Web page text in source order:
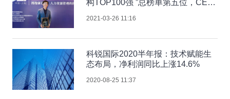
构TOP100强 ”总榜单第五位，CEO
2021-03-26 11:16
科锐国际2020半年报：技术赋能生
态布局，净利润同比上涨14.6%
2020-08-25 11:37